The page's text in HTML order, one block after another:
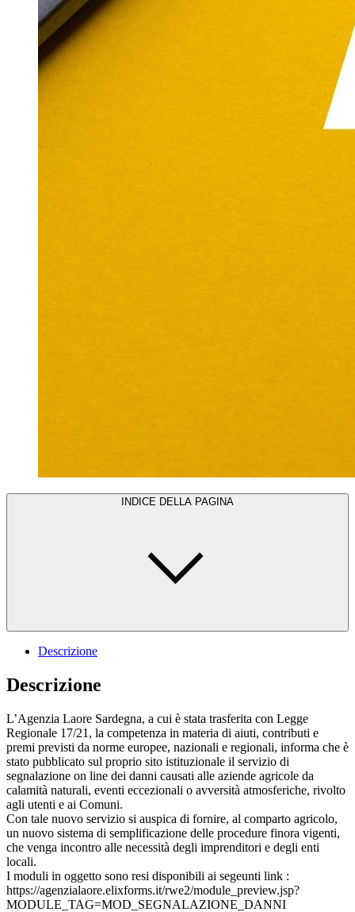
INDICE DELLA PAGINA
Descrizione
Descrizione
L’Agenzia Laore Sardegna, a cui è stata trasferita con Legge
Regionale 17/21, la competenza in materia di aiuti, contributi e
premi previsti da norme europee, nazionali e regionali, informa che è
stato pubblicato sul proprio sito istituzionale il servizio di
segnalazione on line dei danni causati alle aziende agricole da
calamità naturali, eventi eccezionali o avversità atmosferiche, rivolto
agli utenti e ai Comuni.
Con tale nuovo servizio si auspica di fornire, al comparto agricolo,
un nuovo sistema di semplificazione delle procedure finora vigenti,
che venga incontro alle necessità degli imprenditori e degli enti
locali.
I moduli in oggetto sono resi disponibili ai segeunti link :
https://agenzialaore.elixforms.it/rwe2/module_preview.jsp?
MODULE_TAG=MOD_SEGNALAZIONE_DANNI